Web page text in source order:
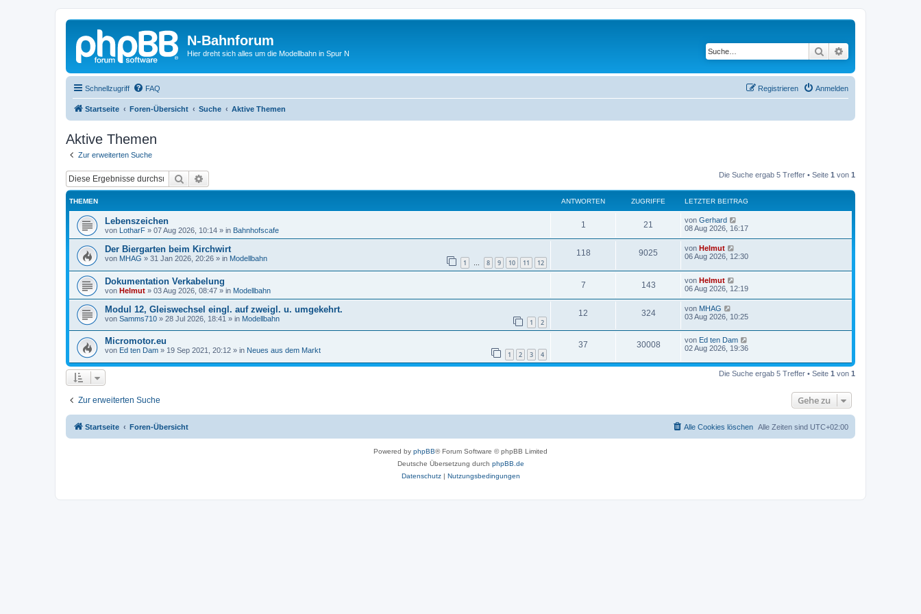
N-Bahnforum
Hier dreht sich alles um die Modellbahn in Spur N Suche
Schnellzugriff FAQ Anmelden
Registrieren
Startseite Foren-Übersicht Suche Aktive Themen
Aktive Themen
Zur erweiterten Suche
Suche Die Suche ergab 5 Treffer • Seite 1 von 1
THEMEN ANTWORTEN ZUGRIFFE LETZTER BEITRAG
Lebenszeichen
von LotharF » 07 Aug 2026, 10:14 » in Bahnhofscafe
1 21 von Gerhard
08 Aug 2026, 16:17
Der Biergarten beim Kirchwirt
von MHAG » 31 Jan 2026, 20:26 » in Modellbahn 1 … 8 9 10 11 12
118 9025 von Helmut
06 Aug 2026, 12:30
Dokumentation Verkabelung
von Helmut » 03 Aug 2026, 08:47 » in Modellbahn
7 143 von Helmut
06 Aug 2026, 12:19
Modul 12, Gleiswechsel eingl. auf zweigl. u. umgekehrt.
von Samms710 » 28 Jul 2026, 18:41 » in Modellbahn 1 2
12 324 von MHAG
03 Aug 2026, 10:25
Micromotor.eu
von Ed ten Dam » 19 Sep 2021, 20:12 » in Neues aus dem Markt 1 2 3 4
37 30008 von Ed ten Dam
02 Aug 2026, 19:36
Die Suche ergab 5 Treffer • Seite 1 von 1
Zur erweiterten Suche Gehe zu
Startseite Foren-Übersicht Alle Zeiten sind UTC+02:00
Alle Cookies löschen
Powered by phpBB® Forum Software © phpBB Limited
Deutsche Übersetzung durch phpBB.de
Datenschutz| Nutzungsbedingungen